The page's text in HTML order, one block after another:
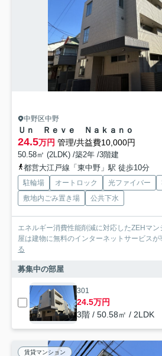
中野区中野
Ｕｎ Ｒｅｖｅ Ｎａｋａｎｏ
24.5万円 管理/共益費10,000円
50.58㎡ (2LDK) /築2年 /3階建
都営大江戸線「東中野」駅 徒歩10分
駐輪場 オートロック 光ファイバー
敷地内ごみ置き場
公共下水
エネルギー消費性能削減に対応したZEHマ
屋は建物に無料のインターネットサービスが
る
募集中の部屋
301
24.5万円
3階 / 50.58㎡ / 2LDK
賃貸マンション